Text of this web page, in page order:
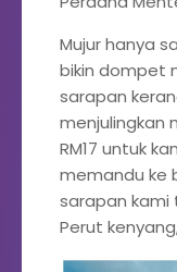
Mujur hanya
bikin dompet
sarapan
menjulingkan
RM17 untuk
memandu ke
sarapan kami
Perut